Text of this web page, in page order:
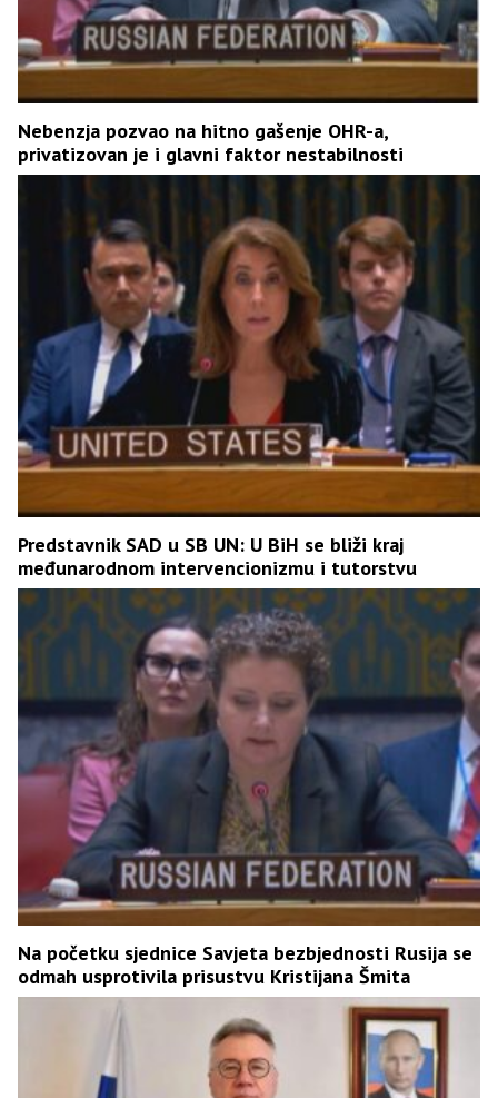
Nebenzja pozvao na hitno gašenje OHR-a,
privatizovan je i glavni faktor nestabilnosti
Predstavnik SAD u SB UN: U BiH se bliži kraj
međunarodnom intervencionizmu i tutorstvu
Na početku sjednice Savjeta bezbjednosti Rusija se
odmah usprotivila prisustvu Kristijana Šmita